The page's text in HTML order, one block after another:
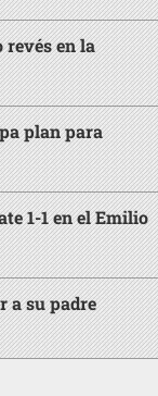
en la
plan para
1-1 en el Emilio
a su padre